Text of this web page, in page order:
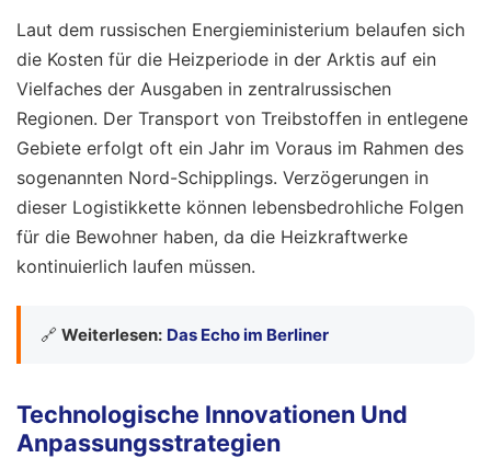
Laut dem russischen Energieministerium belaufen sich
die Kosten für die Heizperiode in der Arktis auf ein
Vielfaches der Ausgaben in zentralrussischen
Regionen. Der Transport von Treibstoffen in entlegene
Gebiete erfolgt oft ein Jahr im Voraus im Rahmen des
sogenannten Nord-Schipplings. Verzögerungen in
dieser Logistikkette können lebensbedrohliche Folgen
für die Bewohner haben, da die Heizkraftwerke
kontinuierlich laufen müssen.
🔗 Weiterlesen: Das Echo im Berliner
Technologische Innovationen Und
Anpassungsstrategien